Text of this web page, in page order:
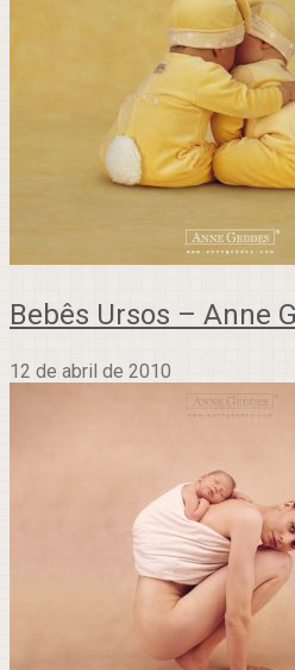
Bebês Ursos – Anne
12 de abril de 2010